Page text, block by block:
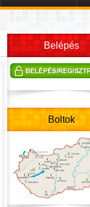
Belépés
Boltok